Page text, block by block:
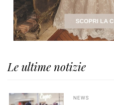
Le ultime notizie
NEWS